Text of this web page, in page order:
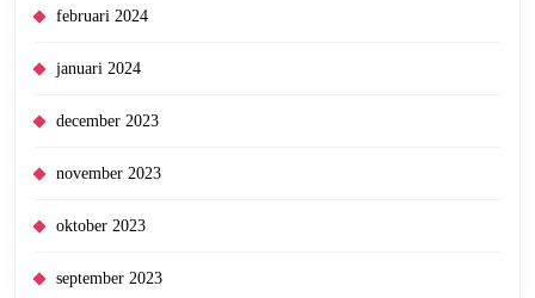
februari 2024
januari 2024
december 2023
november 2023
oktober 2023
september 2023